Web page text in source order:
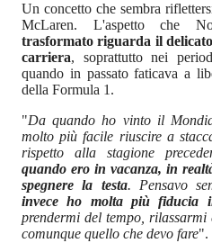
Un concetto che sembra
McLaren. L'aspetto che
trasformato riguarda il
carriera, soprattutto nei
quando in passato faticava a
della Formula 1.
"Da quando ho vinto il
molto più facile riuscire a
rispetto alla stagione
quando ero in vacanza, in
spegnere la testa. Pensavo
invece ho molta più fiducia
prendermi del tempo,
comunque quello che devo fare".